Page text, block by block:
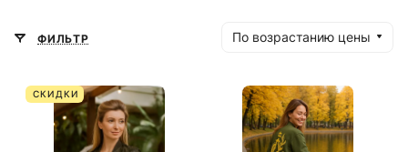
ФИЛЬТР По возрастанию цены
СКИДКИ